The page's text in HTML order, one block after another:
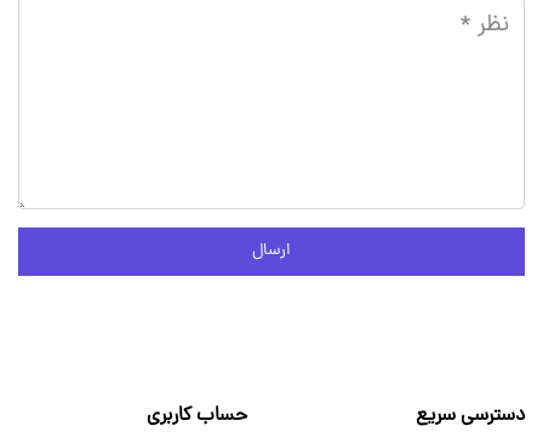
ارسال
دسترسی سریع
حساب کاربری